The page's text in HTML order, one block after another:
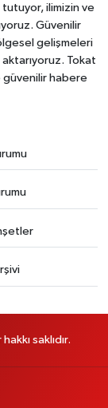
tutuyor, ilimizin ve
Güvenilir
gelişmeleri
aktarıyoruz. Tokat
güvenilir habere
saklıdır.